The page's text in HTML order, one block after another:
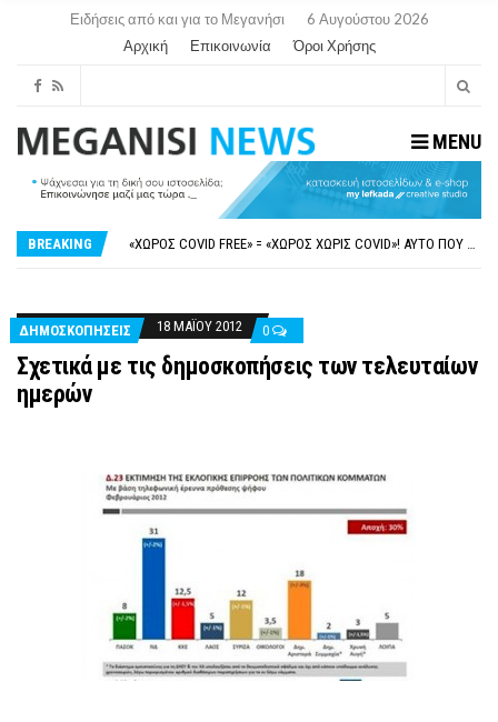
Ειδήσεις από και για το Μεγανήσι
6 Αυγούστου 2026
Αρχική
Επικοινωνία Όροι Χρήσης
MENU
BREAKING
FAKE NEWS ΓΙΑ ΤΟ ΛΙΓΝΙΤΙΚΌ ΣΤΑΘΜΌ ΠΤΟΛΕΜΑΪ́ΔΑ 5 ΚΑΙ ΤΗΝ ΕΝΕΡΓΕΙΑΚΉ ΑΣΦΆΛΕΙΑ ΤΗΣ ΧΏΡΑΣ
ΔΗΜΟΣΚΟΠΉΣΕΙΣ 18 ΜΑΪ́ΟΥ 2012 0
Σχετικά με τις δημοσκοπήσεις των τελευταίων
ημερών